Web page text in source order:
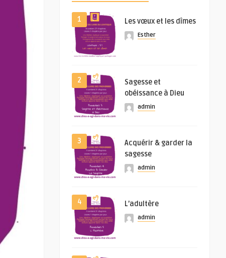
1 Les vœux et les dîmes
Esther
2
Sagesse et
obéissance à Dieu
admin
3
Acquérir & garder la
sagesse
admin
4 L’adultère
admin